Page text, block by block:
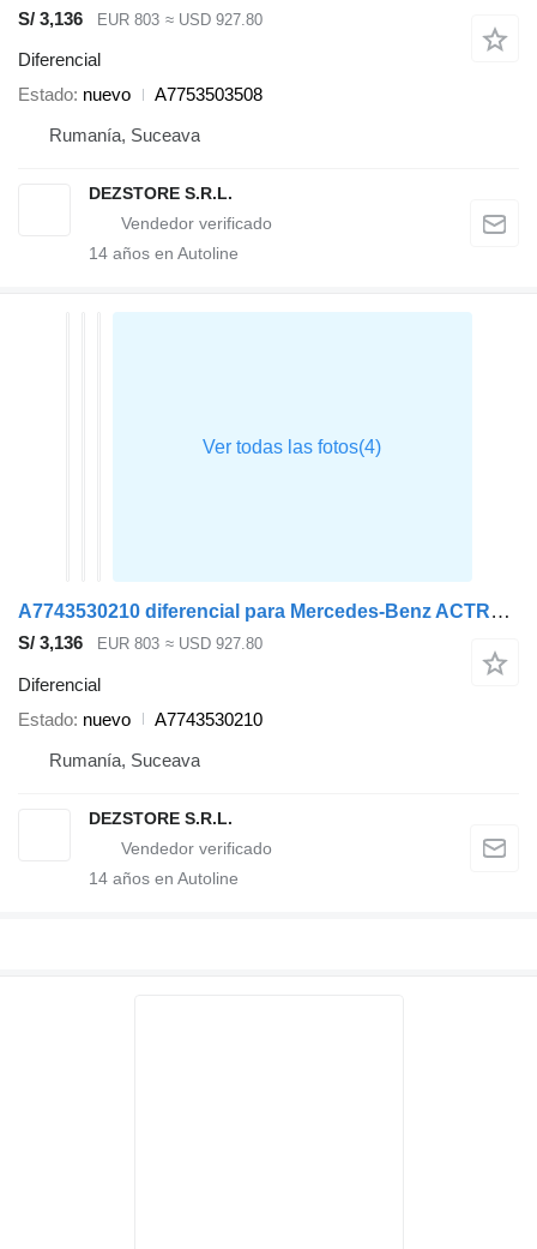
S/ 3,136 EUR 803 ≈ USD 927.80
Diferencial
Estado nuevo
A7753503508
Rumanía, Suceava
DEZSTORE S.R.L.
14 años en Autoline
A7743530210 diferencial para Mercedes-Benz ACTROS MP4 cabeza tractora
S/ 3,136 EUR 803 ≈ USD 927.80
Diferencial
Estado nuevo
A7743530210
Rumanía, Suceava
DEZSTORE S.R.L.
14 años en Autoline